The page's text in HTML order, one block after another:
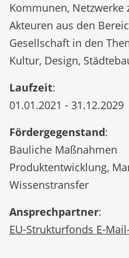
Kommunen,
Akteuren aus den
Gesellschaft in den
Kultur, Design,
Laufzeit:
01.01.2021 - 31.12.2029
Fördergegenstand:
Bauliche Maßnahmen
Produktentwicklung,
Wissenstransfer
Ansprechpartner:
EU-Strukturfonds E-